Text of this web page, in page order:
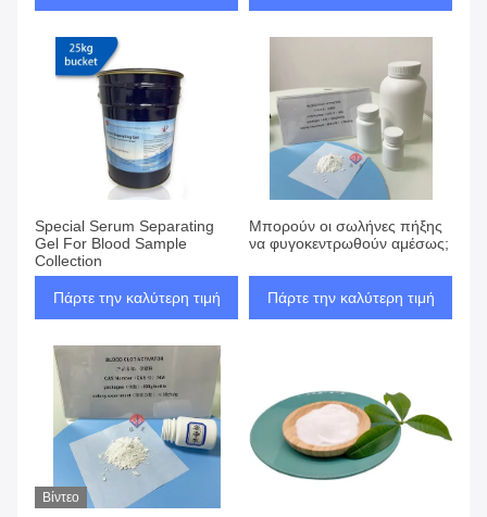
Special Serum Separating
Gel For Blood Sample
Collection
Πάρτε την καλύτερη τιμή
Μπορούν οι σωλήνες πήξης
να φυγοκεντρωθούν αμέσως;
Πάρτε την καλύτερη τιμή
Βίντεο